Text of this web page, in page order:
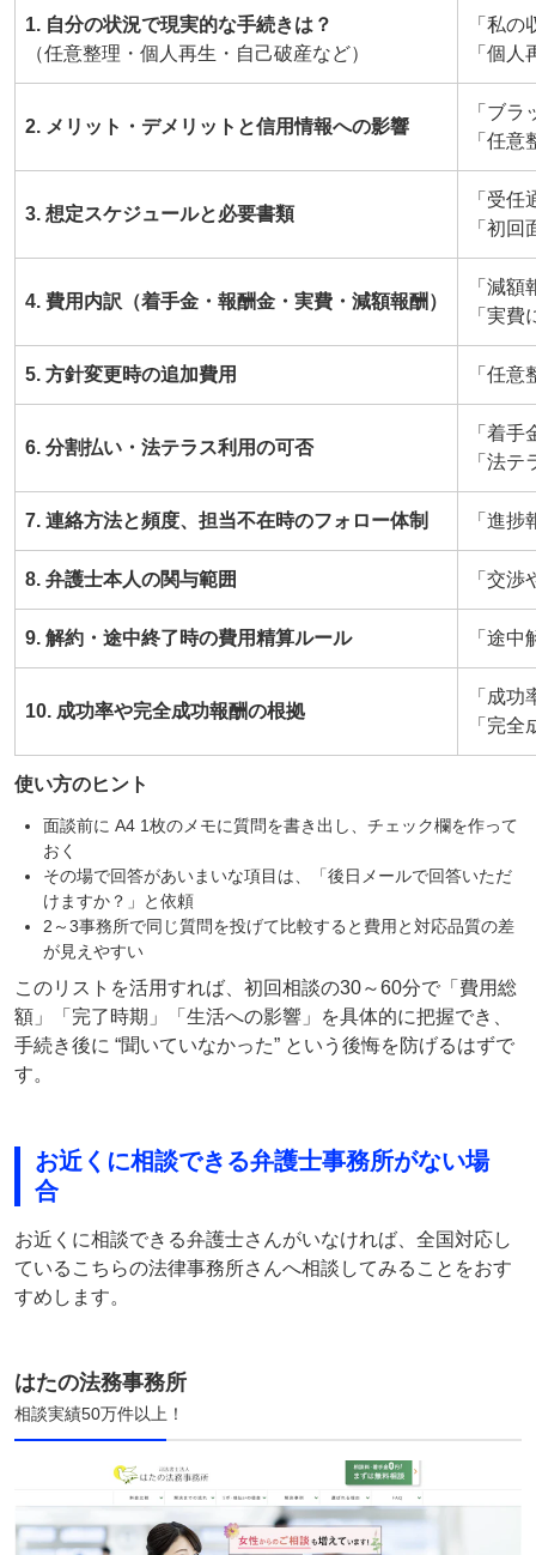
1. 自分の状況で現実的な手続きは？
（任意整理・個人再生・自己破産など）
「私
「個
2. メリット・デメリットと信用情報への影響
「ブ
「任
3. 想定スケジュールと必要書類
「受
「初
4. 費用内訳（着手金・報酬金・実費・減額報酬）
「減
「実
5. 方針変更時の追加費用 「任
6. 分割払い・法テラス利用の可否
「着
「法
7. 連絡方法と頻度、担当不在時のフォロー体制 「進
8. 弁護士本人の関与範囲 「交
9. 解約・途中終了時の費用精算ルール 「途
10. 成功率や完全成功報酬の根拠
「成
「完
使い方のヒント
面談前に A4 1枚のメモに質問を書き出し、チェック欄を作って
おく
その場で回答があいまいな項目は、「後日メールで回答いただ
けますか？」と依頼
2～3事務所で同じ質問を投げて比較すると費用と対応品質の差
が見えやすい
このリストを活用すれば、初回相談の30～60分で「費用総
額」「完了時期」「生活への影響」を具体的に把握でき、
手続き後に “聞いていなかった” という後悔を防げるはずで
す。
お近くに相談できる弁護士事務所がない場
合
お近くに相談できる弁護士さんがいなければ、全国対応し
ているこちらの法律事務所さんへ相談してみることをおす
すめします。
はたの法務事務所
相談実績50万件以上！